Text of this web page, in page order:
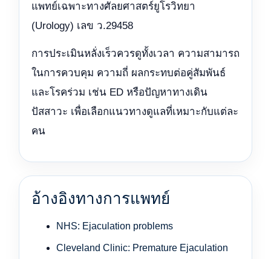
แพทย์เฉพาะทางศัลยศาสตร์ยูโรวิทยา
(Urology) เลข ว.29458
การประเมินหลั่งเร็วควรดูทั้งเวลา ความสามารถ
ในการควบคุม ความถี่ ผลกระทบต่อคู่สัมพันธ์
และโรคร่วม เช่น ED หรือปัญหาทางเดิน
ปัสสาวะ เพื่อเลือกแนวทางดูแลที่เหมาะกับแต่ละ
คน
อ้างอิงทางการแพทย์
NHS: Ejaculation problems
Cleveland Clinic: Premature Ejaculation